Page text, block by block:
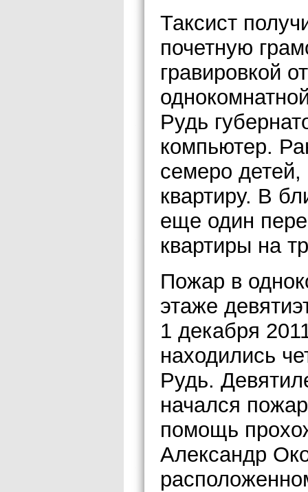
Таксист
почетную
гравировкой
Рудь
компьютер.
семеро
квартиру. В
еще один
квартиры на
Пожар в
этаже
1 декабря
находились
Рудь.
начался
помощь
Александр